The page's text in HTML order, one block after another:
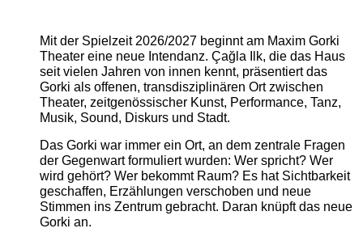
Mit der Spielzeit 2026/2027 beginnt am Maxim Gorki
Theater eine neue Intendanz. Çağla Ilk, die das Haus
seit vielen Jahren von innen kennt, präsentiert das
Gorki als offenen, transdisziplinären Ort zwischen
Theater, zeitgenössischer Kunst, Performance, Tanz,
Musik, Sound, Diskurs und Stadt.
Das Gorki war immer ein Ort, an dem zentrale Fragen
der Gegenwart formuliert wurden: Wer spricht? Wer
wird gehört? Wer bekommt Raum? Es hat Sichtbarkeit
geschaffen, Erzählungen verschoben und neue
Stimmen ins Zentrum gebracht. Daran knüpft das neue
Gorki an.